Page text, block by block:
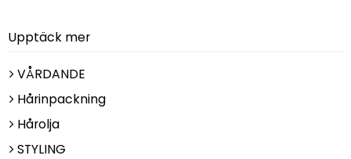
Upptäck mer
VÅRDANDE
Hårinpackning
Hårolja
STYLING